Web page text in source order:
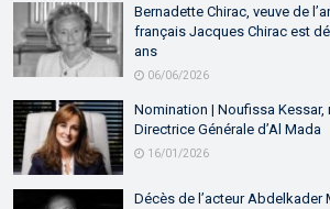
Bernadette Chirac, veuve de
français Jacques Chirac est
ans
06/06/2026
Nomination | Noufissa Kessar,
Directrice Générale d’Al Mada
16/01/2026
Décès de l’acteur Abdelkader